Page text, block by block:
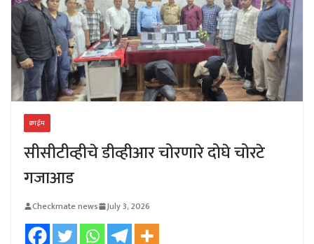
क्राईम
सीसीटीव्हीचे डीव्हीआर चोरणारे दोघे चोरटे
गजाआड
Checkmate news July 3, 2026